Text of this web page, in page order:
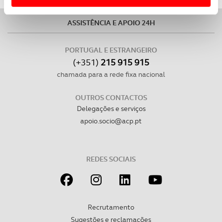
personalizar conteúdos e anúncios, para lhe proporcionar
funcionalidades de redes sociais, bem como para
analisar dados de navegação no nosso website.
Adicionalmente partilhamos informação, relativa à sua
parceiros e organizações na UE e em países terceiros.
O ACP garantirá que as transferências internacionais de
Realçamos que o bloqueio de certo tipo de Cookies e
tecnologias similares pode ter impacto na sua
ASSISTÊNCIA E APOIO 24H
PORTUGAL E ESTRANGEIRO
(+351) 215 915 915
chamada para a rede fixa nacional
OUTROS CONTACTOS
Delegações e serviços
apoio.socio@acp.pt
REDES SOCIAIS
Recrutamento
Sugestões e reclamações